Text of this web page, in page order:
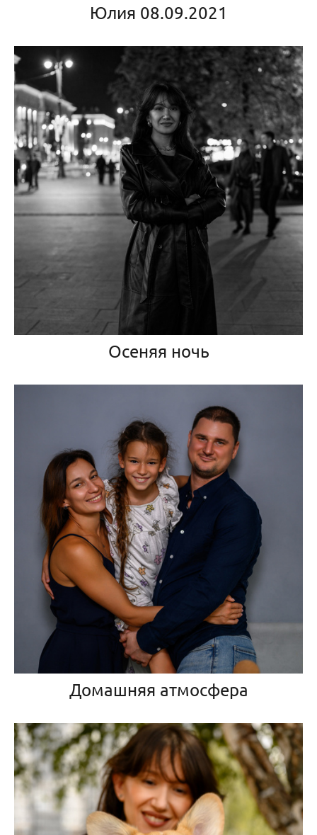
Юлия 08.09.2021
Осеняя ночь
Домашняя атмосфера